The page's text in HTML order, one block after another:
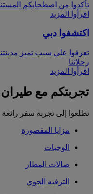
تأكدوا من اصطحابكم
اقرأوا المزيد
اكتشفوا دبي
تعرفوا على سبب تميز
رحلاتنا
اقرأوا المزيد
تجربتكم مع طيران
تطلعوا إلى تجربة سفر
مزايا المقصورة
الوجبات
صالات المطار
الترفيه الجوي